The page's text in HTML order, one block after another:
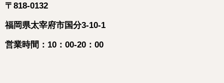
〒818-0132
福岡県太宰府市国分3-10-1
営業時間：10：00-20：00